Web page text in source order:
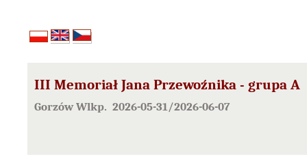
III Memoriał Jana Przewoźnika - grupa A
Gorzów Wlkp. 2026-05-31/2026-06-07